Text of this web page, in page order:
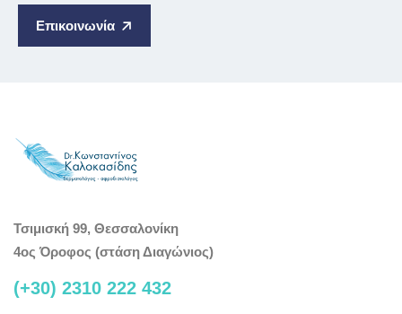
Επικοινωνία
Τσιμισκή 99, Θεσσαλονίκη
4ος Όροφος (στάση Διαγώνιος)
(+30) 2310 222 432